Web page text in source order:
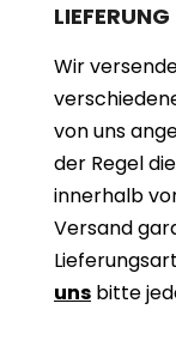
LIEFERUNG
Wir
von uns
der Regel
innerhalb
Versand
uns bitte